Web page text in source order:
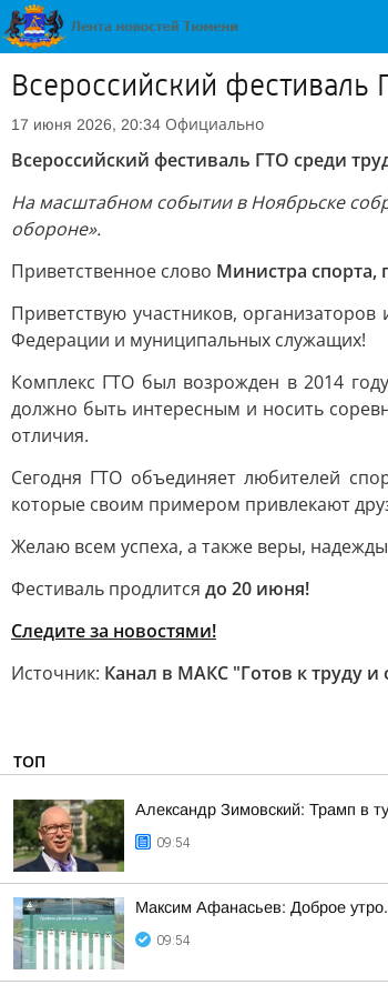
Всероссийский фестиваль
17 июня 2026, 20:34 Официально
Всероссийский фестиваль ГТО среди
На масштабном событии в Ноябрьске
обороне».
Приветственное слово Министра спорта,
Приветствую участников,
Федерации и муниципальных служащих!
Комплекс ГТО был возрожден в 2014
должно быть интересным и носить
отличия.
Сегодня ГТО объединяет любителей
которые своим примером привлекают
Желаю всем успеха, а также веры,
Фестиваль продлится до 20 июня!
Следите за новостями!
Источник: Канал в МАКС "Готов к труду и
ТОП
Александр Зимовский: Трамп в
09:54
Максим Афанасьев: Доброе
09:54